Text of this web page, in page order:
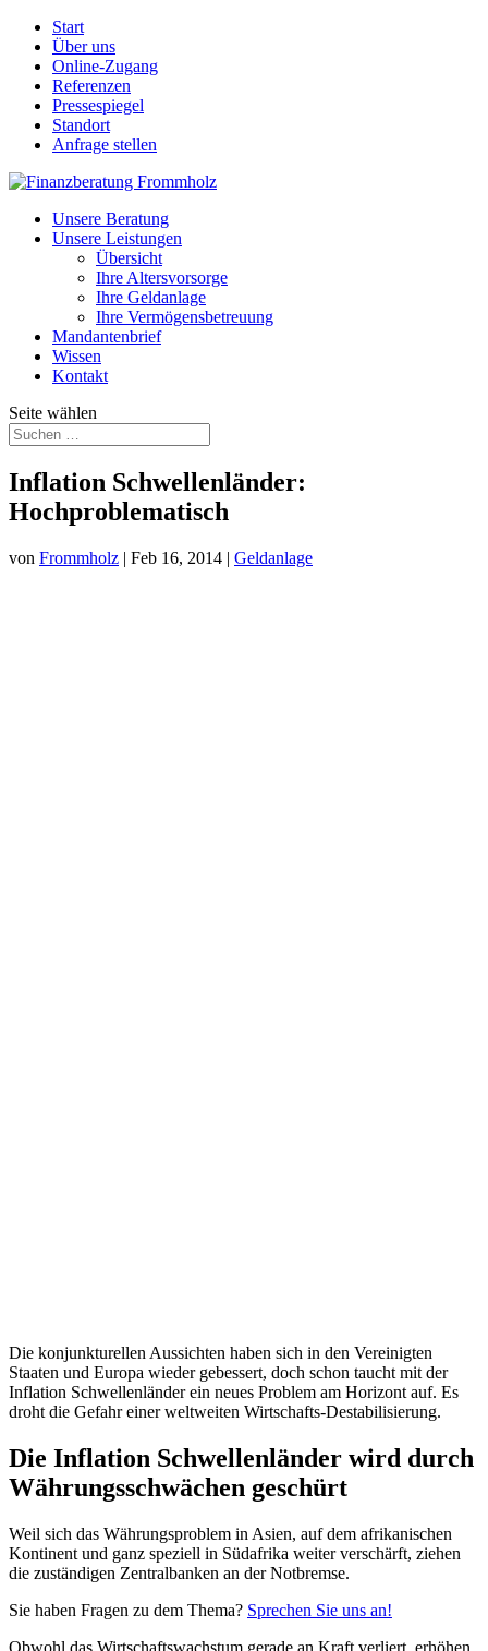
Start
Über uns
Online-Zugang
Referenzen
Pressespiegel
Standort
Anfrage stellen
Unsere Beratung
Unsere Leistungen
Übersicht
Ihre Altersvorsorge
Ihre Geldanlage
Ihre Vermögensbetreuung
Mandantenbrief
Wissen
Kontakt
Seite wählen
Inflation Schwellenländer:
Hochproblematisch
von Frommholz | Feb 16, 2014 | Geldanlage
Die konjunkturellen Aussichten haben sich in den Vereinigten
Staaten und Europa wieder gebessert, doch schon taucht mit der
Inflation Schwellenländer ein neues Problem am Horizont auf. Es
droht die Gefahr einer weltweiten Wirtschafts-Destabilisierung.
Die Inflation Schwellenländer wird durch
Währungsschwächen geschürt
Weil sich das Währungsproblem in Asien, auf dem afrikanischen
Kontinent und ganz speziell in Südafrika weiter verschärft, ziehen
die zuständigen Zentralbanken an der Notbremse.
Sie haben Fragen zu dem Thema? Sprechen Sie uns an!
Obwohl das Wirtschaftswachstum gerade an Kraft verliert, erhöhen